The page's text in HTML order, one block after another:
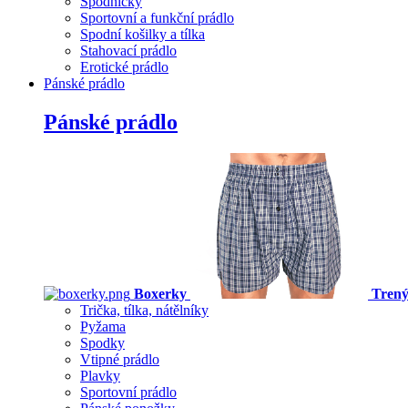
Sportovní a funkční prádlo
Spodní košilky a tílka
Stahovací prádlo
Erotické prádlo
Pánské prádlo
Pánské prádlo
Boxerky
Trička, tílka, nátělníky
Pyžama
Spodky
Vtipné prádlo
Plavky
Sportovní prádlo